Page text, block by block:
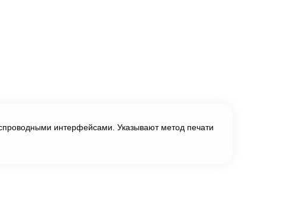
интерфейсами. Указывают метод печати